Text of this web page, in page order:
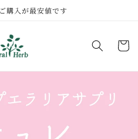
購入が最安値です
ー